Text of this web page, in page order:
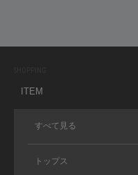
ITEM
すべて見る
トップス